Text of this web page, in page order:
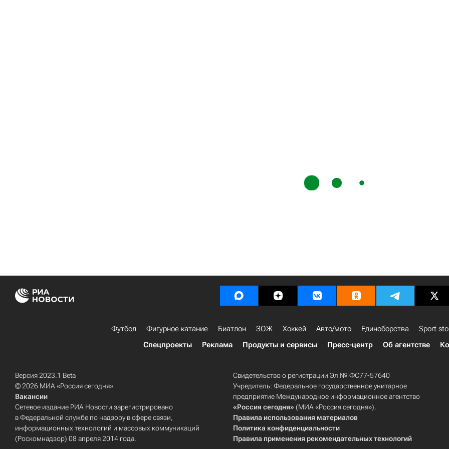
Футбол Фигурное катание Биатлон ЗОЖ Хоккей Авто/мото Единоборства
Sport
Спецпроекты
Реклама Продукты и сервисы Пресс-центр Об агентстве
Версия 2023.1 Beta
© 2026 МИА «Россия сегодня»
Вакансии
Сетевое издание РИА Новости зарегистрировано
в Федеральной службе по надзору в сфере связи,
информационных технологий и массовых коммуникаций
(Роскомнадзор) 08 апреля 2014 года.
Свидетельство о регистрации Эл № ФС77-57640
Учредитель: Федеральное государственное унитарное
предприятие Международное информационное агентство
«Россия сегодня» (МИА «Россия сегодня»).
Правила использования материалов
Политика конфиденциальности
Правила применения рекомендательных технологий